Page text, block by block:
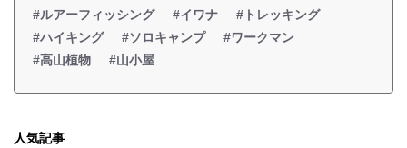
#ルアーフィッシング
#イワナ
#トレッキング
#ハイキング
#ソロキャンプ
#ワークマン
#高山植物
#山小屋
人気記事